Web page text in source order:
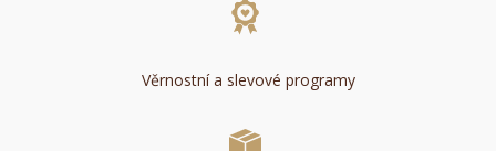
Věrnostní a slevové programy